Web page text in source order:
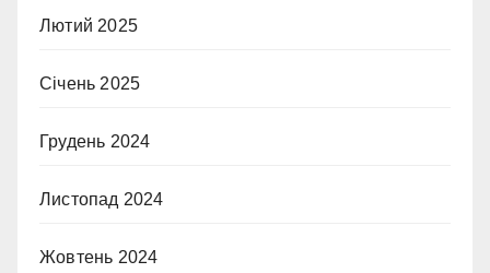
Лютий 2025
Січень 2025
Грудень 2024
Листопад 2024
Жовтень 2024